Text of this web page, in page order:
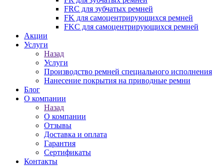
FRC для зубчатых ремней
FK для самоцентрирующихся ремней
FKC для самоцентрирующихся ремней
Акции
Услуги
Назад
Услуги
Производство ремней специального исполнения
Нанесение покрытия на приводные ремни
Блог
О компании
Назад
О компании
Отзывы
Доставка и оплата
Гарантия
Сертификаты
Контакты